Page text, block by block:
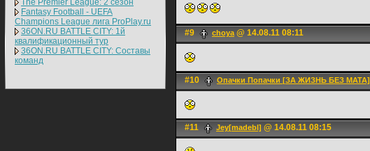
The Premier League: 2 cезон
Fantasy Football - UEFA
Champions League лига ProPlay.ru
36ON.RU BATTLE CITY: 1й
квалификационный тур
36ON.RU BATTLE CITY: Составы
команд
#9 choya@ 14.08.11 08:11
#10 Опачки Попачки [ЗА ЖИЗНЬ БЕЗ МАТА]
#11 Jey[madebl] @ 14.08.11 08:15